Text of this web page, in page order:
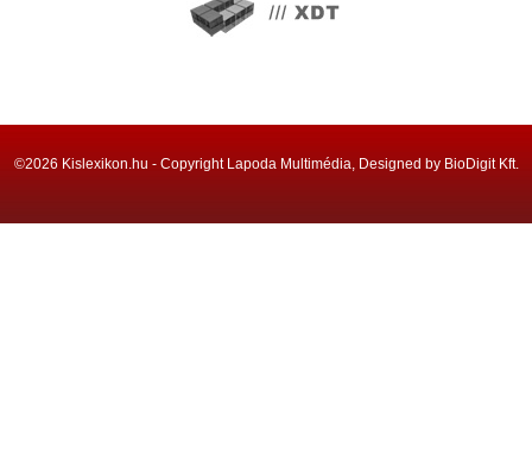
©2026 Kislexikon.hu - Copyright Lapoda Multimédia, Designed by BioDigit Kft.